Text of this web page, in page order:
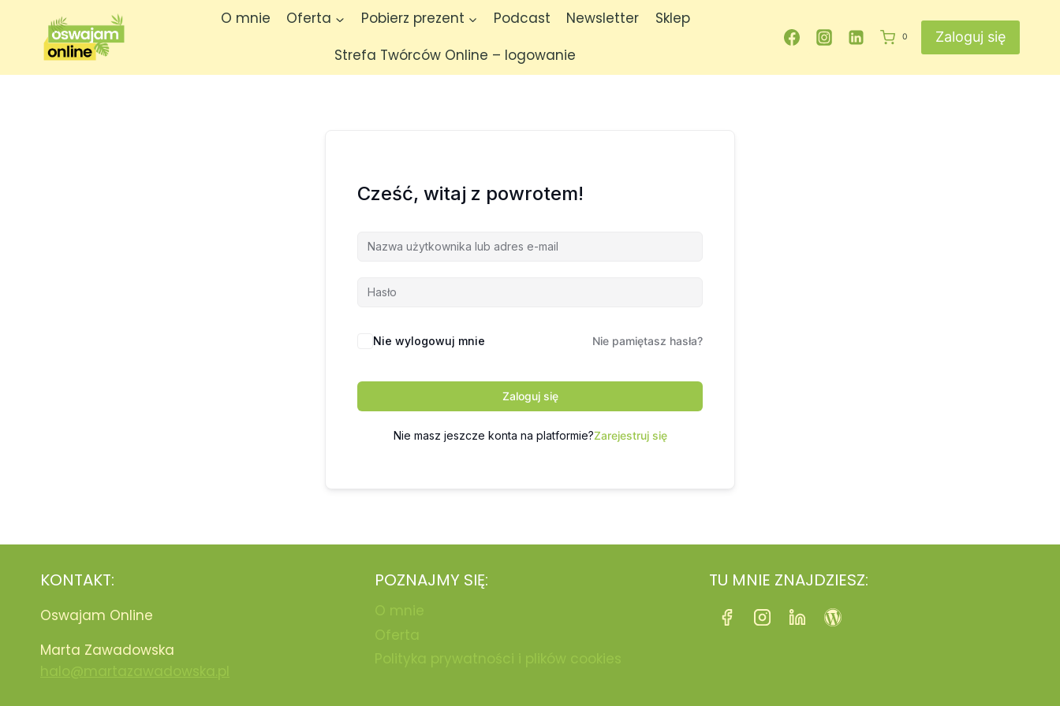
O mnie Oferta Pobierz prezent Podcast Newsletter
Sklep
Strefa Twórców Online – logowanie
0 Zaloguj się
Cześć, witaj z powrotem!
Nie wylogowuj mnie Nie pamiętasz hasła?
Zaloguj się
Nie masz jeszcze konta na platformie?Zarejestruj się
KONTAKT:
Oswajam Online
Marta Zawadowska
POZNAJMY SIĘ: TU MNIE ZNAJDZIESZ: